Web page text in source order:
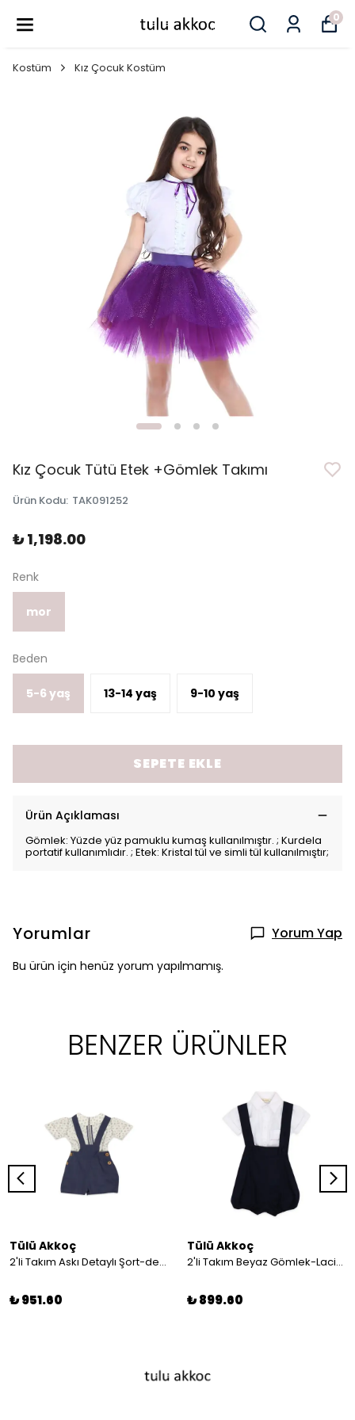
0
Kostüm Kız Çocuk Kostüm
Kız Çocuk Tütü Etek +Gömlek Takımı
Ürün Kodu: TAK091252
₺ 1,198.00
Renk
mor
Beden
5-6 yaş 13-14 yaş 9-10 yaş
SEPETE EKLE
Ürün Açıklaması
Gömlek: Yüzde yüz pamuklu kumaş kullanılmıştır. ; Kurdela
portatif kullanımlıdır. ; Etek: Kristal tül ve simli tül kullanılmıştır;
Yorumlar Yorum Yap
Bu ürün için henüz yorum yapılmamış.
BENZER ÜRÜNLER
Tülü Akkoç
2'li Takım Askı Detaylı Şort-desenli Gömlek
₺ 951.60
Tülü Akkoç
2'li Takım Beyaz Gömlek-Lacivert Askılı Şort
₺ 899.60